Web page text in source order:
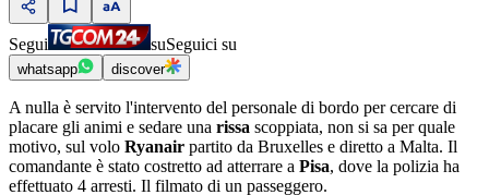
Segui suSeguici su
whatsapp discover
A nulla è servito l'intervento del personale di bordo per cercare di
placare gli animi e sedare una rissa scoppiata, non si sa per quale
motivo, sul volo Ryanair partito da Bruxelles e diretto a Malta. Il
comandante è stato costretto ad atterrare a Pisa, dove la polizia ha
effettuato 4 arresti. Il filmato di un passeggero.